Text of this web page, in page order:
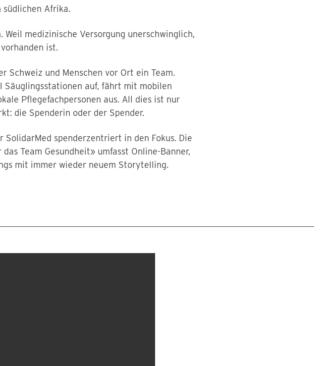
südlichen Afrika.
medizinische Versorgung unerschwinglich,
ist.
Schweiz und Menschen vor Ort ein Team.
Säuglingsstationen auf, fährt mit mobilen
Pflegefachpersonen aus. All dies ist nur
die Spenderin oder der Spender.
SolidarMed spenderzentriert in den Fokus. Die
Team Gesundheit» umfasst Online-Banner,
mit immer wieder neuem Storytelling.